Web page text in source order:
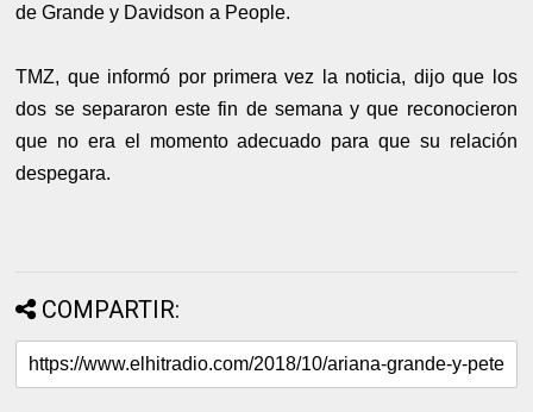
de Grande y Davidson a People.
TMZ, que informó por primera vez la noticia, dijo que los
dos se separaron este fin de semana y que reconocieron
que no era el momento adecuado para que su relación
despegara.
COMPARTIR: